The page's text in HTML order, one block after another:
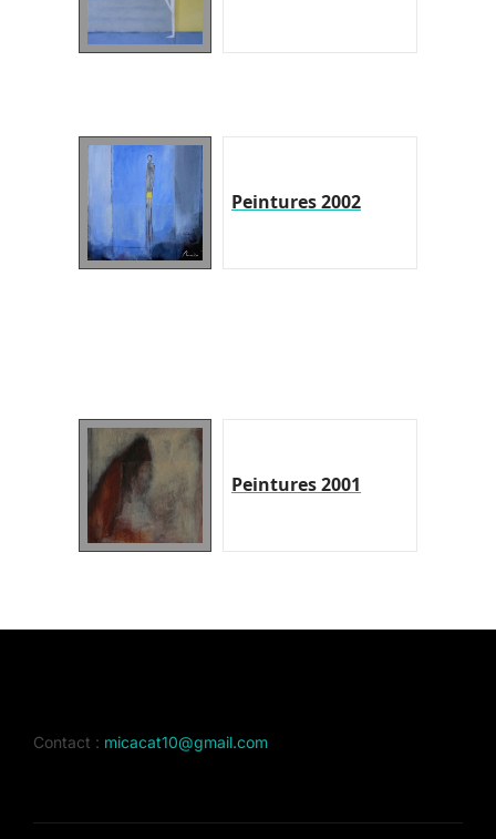
Peintures 2002
Peintures 2001
Contact : micacat10@gmail.com